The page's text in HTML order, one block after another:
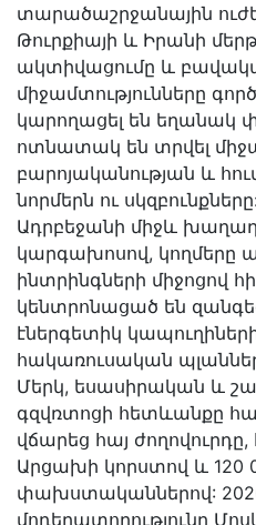
տարածաշրջանային
Թուրքիայի և Իրանի
ակտիվացումը և
միջամտությունները
կարողացել են եղանակ
ոտնատակ են տրվել
բարոյականության և
նորմերն ու
Ադրբեջանի միջև
կարգախոսով, կողմերը
ինտրինգների միջոցով
կենտրոնացած են
էներգետիկ
հակառուսական
Մերկ, եսասիրական և
գզվռտոցի հետևանքը
վճարեց հայ
Արցախի կորստով և 120
փախստականներով:
մոդերատորությունը